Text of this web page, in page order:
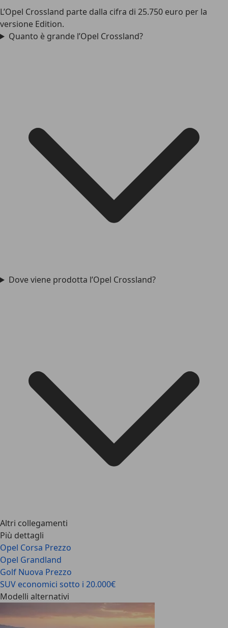
L’Opel Crossland parte dalla cifra di 25.750 euro per la
versione Edition.
Quanto è grande l’Opel Crossland?
Dove viene prodotta l’Opel Crossland?
Altri collegamenti
Più dettagli
Opel Corsa Prezzo
Opel Grandland
Golf Nuova Prezzo
SUV economici sotto i 20.000€
Modelli alternativi